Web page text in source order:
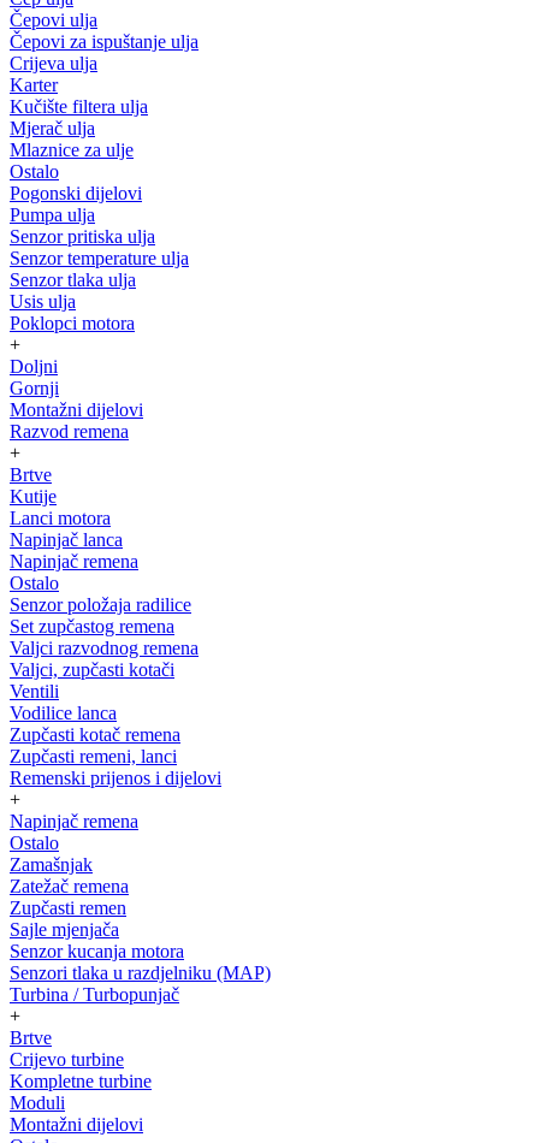
Čepovi ulja
Čepovi za ispuštanje ulja
Crijeva ulja
Karter
Kučište filtera ulja
Mjerač ulja
Mlaznice za ulje
Ostalo
Pogonski dijelovi
Pumpa ulja
Senzor pritiska ulja
Senzor temperature ulja
Senzor tlaka ulja
Usis ulja
Poklopci motora
+
Doljni
Gornji
Montažni dijelovi
Razvod remena
+
Brtve
Kutije
Lanci motora
Napinjač lanca
Napinjač remena
Ostalo
Senzor položaja radilice
Set zupčastog remena
Valjci razvodnog remena
Valjci, zupčasti kotači
Ventili
Vodilice lanca
Zupčasti kotač remena
Zupčasti remeni, lanci
Remenski prijenos i dijelovi
+
Napinjač remena
Ostalo
Zamašnjak
Zatežač remena
Zupčasti remen
Sajle mjenjača
Senzor kucanja motora
Senzori tlaka u razdjelniku (MAP)
Turbina / Turbopunjač
+
Brtve
Crijevo turbine
Kompletne turbine
Moduli
Montažni dijelovi